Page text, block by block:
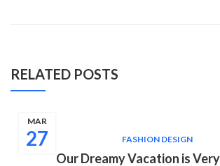
RELATED POSTS
27
MAR
FASHION DESIGN
Our Dreamy Vacation is